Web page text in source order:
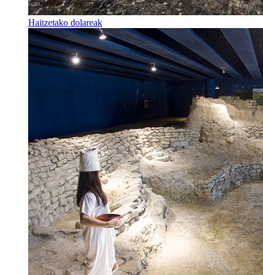
Haitzetako dolareak